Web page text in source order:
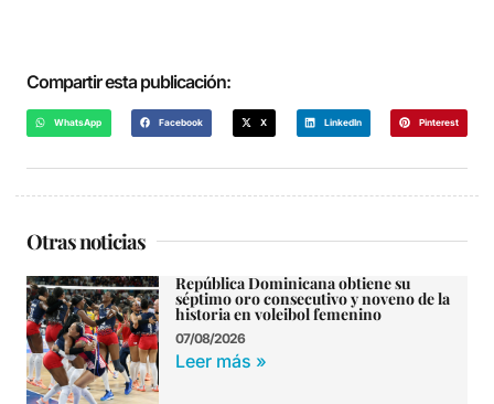
Compartir esta publicación:
WhatsApp Facebook X LinkedIn Pinterest
Otras noticias
República Dominicana obtiene su
séptimo oro consecutivo y noveno de la
historia en voleibol femenino
07/08/2026
Leer más »